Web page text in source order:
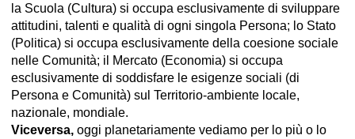
la Scuola (Cultura) si occupa esclusivamente di sviluppare
attitudini, talenti e qualità di ogni singola Persona; lo Stato
(Politica) si occupa esclusivamente della coesione sociale
nelle Comunità; il Mercato (Economia) si occupa
esclusivamente di soddisfare le esigenze sociali (di
Persona e Comunità) sul Territorio-ambiente locale,
nazionale, mondiale.
Viceversa, oggi planetariamente vediamo per lo più o lo